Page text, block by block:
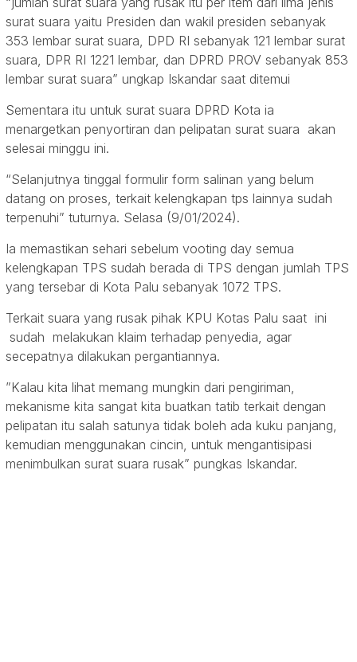
surat suara yaitu Presiden dan wakil presiden sebanyak
353 lembar surat suara, DPD RI sebanyak 121 lembar surat
suara, DPR RI 1221 lembar, dan DPRD PROV sebanyak 853
lembar surat suara” ungkap Iskandar saat ditemui
Sementara itu untuk surat suara DPRD Kota ia
menargetkan penyortiran dan pelipatan surat suara akan
selesai minggu ini.
“Selanjutnya tinggal formulir form salinan yang belum
datang on proses, terkait kelengkapan tps lainnya sudah
terpenuhi” tuturnya. Selasa (9/01/2024).
Ia memastikan sehari sebelum vooting day semua
kelengkapan TPS sudah berada di TPS dengan jumlah TPS
yang tersebar di Kota Palu sebanyak 1072 TPS.
Terkait suara yang rusak pihak KPU Kotas Palu saat ini
sudah melakukan klaim terhadap penyedia, agar
secepatnya dilakukan pergantiannya.
”Kalau kita lihat memang mungkin dari pengiriman,
mekanisme kita sangat kita buatkan tatib terkait dengan
pelipatan itu salah satunya tidak boleh ada kuku panjang,
kemudian menggunakan cincin, untuk mengantisipasi
menimbulkan surat suara rusak” pungkas Iskandar.